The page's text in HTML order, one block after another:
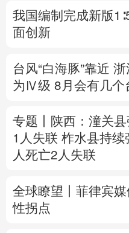
我国编制完成新版
面创新
台风“白海豚”靠近
为Ⅳ级 8月 会有几个
专题丨
陕西：潼关
1人失联 柞水县持续
人死亡2人失联
全球瞭望丨菲律宾
性拐点